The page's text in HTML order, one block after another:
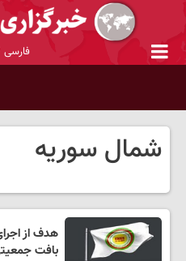
فارسی
شمال سوریه
هدف از
بافت